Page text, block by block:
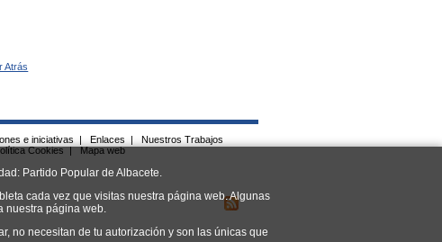
Partido Popular de Albacete.
cada vez que visitas nuestra página web. Algunas
nuestra página web.
no necesitan de tu autorización y son las únicas que
Atrás
e iniciativas | Enlaces |
Nuestros Trabajos
Cookies |
Mapa web